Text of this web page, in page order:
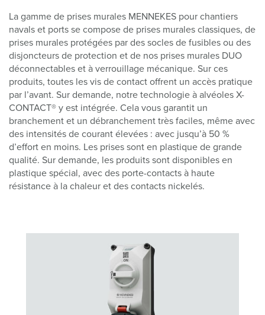
La gamme de prises murales MENNEKES pour chantiers
navals et ports se compose de prises murales classiques, de
prises murales protégées par des socles de fusibles ou des
disjoncteurs de protection et de nos prises murales DUO
déconnectables et à verrouillage mécanique. Sur ces
produits, toutes les vis de contact offrent un accès pratique
par l’avant. Sur demande, notre technologie à alvéoles X-
CONTACT® y est intégrée. Cela vous garantit un
branchement et un débranchement très faciles, même avec
des intensités de courant élevées : avec jusqu’à 50 %
d’effort en moins. Les prises sont en plastique de grande
qualité. Sur demande, les produits sont disponibles en
plastique spécial, avec des porte-contacts à haute
résistance à la chaleur et des contacts nickelés.